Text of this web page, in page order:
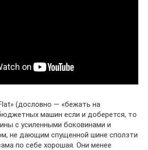
(дословно — «бежать на
машин если и доберется, то
с усиленными боковинами и
не дающим спущенной шине сползти
по себе хорошая. Они менее